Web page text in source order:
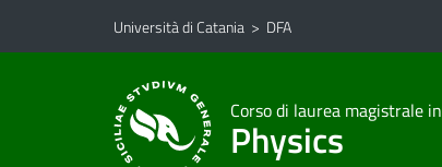
Vai al contenuto principale
Vai al menu di navigazione
Università di Catania > DFA
Corso di laurea magistrale in
Physics